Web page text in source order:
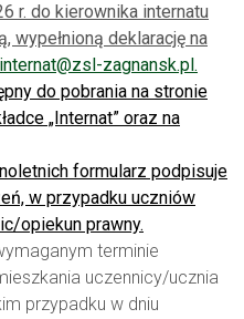
r. do kierownika internatu
wypełnioną deklarację na
zagnansk.pl.
do pobrania na stronie
„Internat” oraz na
formularz podpisuje
w przypadku uczniów
opiekun prawny.
terminie
uczennicy/ucznia
przypadku w dniu